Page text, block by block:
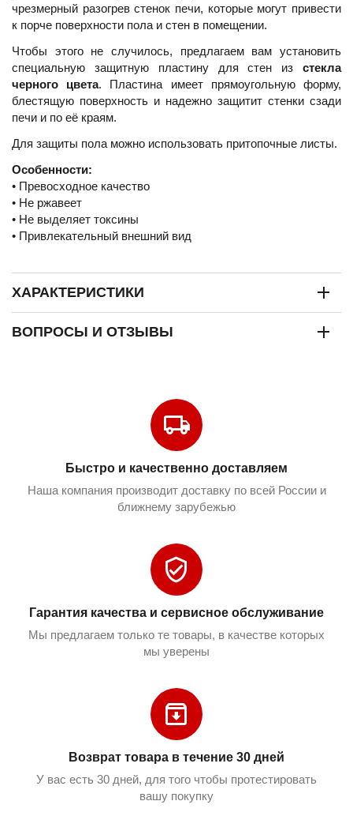
чрезмерный разогрев стенок печи, которые могут привести
к порче поверхности пола и стен в помещении.
Чтобы этого не случилось, предлагаем вам установить
специальную защитную пластину для стен из стекла
черного цвета. Пластина имеет прямоугольную форму,
блестящую поверхность и надежно защитит стенки сзади
печи и по её краям.
Для защиты пола можно использовать притопочные листы.
Особенности:
• Превосходное качество
• Не ржавеет
• Не выделяет токсины
• Привлекательный внешний вид
ХАРАКТЕРИСТИКИ
ВОПРОСЫ И ОТЗЫВЫ
Быстро и качественно доставляем
Наша компания производит доставку по всей России и
ближнему зарубежью
Гарантия качества и сервисное обслуживание
Мы предлагаем только те товары, в качестве которых
мы уверены
Возврат товара в течение 30 дней
У вас есть 30 дней, для того чтобы протестировать
вашу покупку